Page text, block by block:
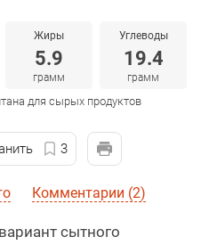
Жиры
5.9
грамм
Углеводы
19.4
грамм
для сырых продуктов
3
Комментарии (2)
сытного